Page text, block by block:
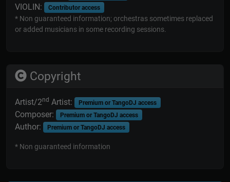
VIOLIN: Contributor access
* Non guaranteed information; orchestras sometimes replaced
or added musicians in some recording sessions.
Copyright
Artist/2nd Artist: Premium or TangoDJ access
Composer: Premium or TangoDJ access
Author: Premium or TangoDJ access
* Non guaranteed information